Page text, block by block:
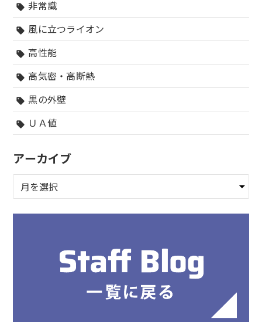
sell 非常識
sell 風に立つライオン
sell 高性能
sell 高気密・高断熱
sell 黒の外壁
sell ＵＡ値
アーカイブ